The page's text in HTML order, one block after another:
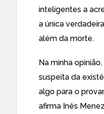
inteligentes a
a única
além da morte.
Na minha
suspeita da
algo para o
afirma Inês